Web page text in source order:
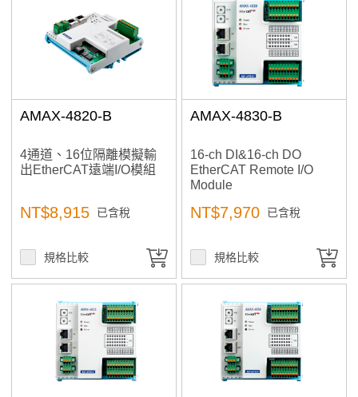
A to Z
Z to A
AMAX-4820-B
4通道、16位隔離模擬輸
出EtherCAT遠端I/O模組
NT$8,915 已含稅
規格比較
AMAX-4830-B
16-ch DI&16-ch DO
EtherCAT Remote I/O
Module
NT$7,970 已含稅
規格比較
加入購物車
產品已加入購物車
> 前往結帳